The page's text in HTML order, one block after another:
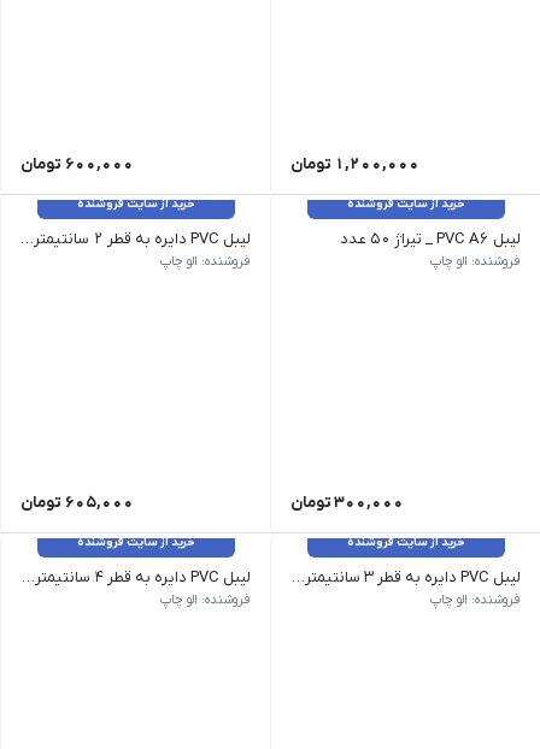
1,200,000 تومان 600,000 تومان
خرید از سایت فروشنده
لیبل PVC A6 _ تیراژ 50 عدد
فروشنده: الو چاپ
300,000تومان
خرید از سایت فروشنده
لیبل PVC دایره به قطر 2 سانتیمتر _1100 عدد
فروشنده: الو چاپ
605,000 تومان
خرید از سایت فروشنده
لیبل PVC دایره به قطر 3 سانتیمتر _ 500 عدد
فروشنده: الو چاپ
خرید از سایت فروشنده
لیبل PVC دایره به قطر 4 سانتیمتر _ 300 عدد
فروشنده: الو چاپ